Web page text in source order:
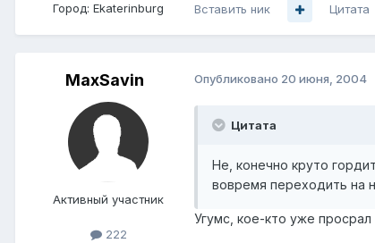
Город: Ekaterinburg Вставить ник Цитата
MaxSavin
Активный участник
222
Опубликовано 20 июня, 2004
Цитата
Не, конечно круто
вовремя переходить на
Угумс, кое-кто уже